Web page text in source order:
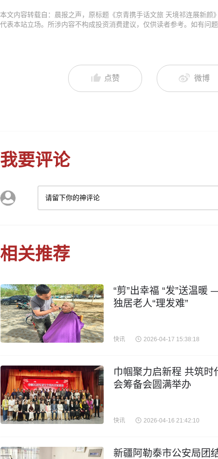
本文内容转载自：晨报之声，原标题《京青携手话文旅 天境祁连展新
代表本站立场。所涉内容不构成投资消费建议，仅供读者参考。如有问
点赞 微博
我要评论
请留下你的神评论
相关推荐
“剪”出幸福 “发”送温
独居老人“理发难”
快讯 2026-04-17 15:38:18
巾帼聚力启新程 共筑
会筹备会圆满举办
快讯 2026-04-16 21:42:10
新疆阿勒泰市公安局团